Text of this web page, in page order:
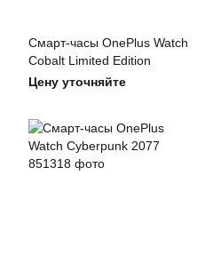
Смарт-часы OnePlus Watch
Cobalt Limited Edition
Цену уточняйте